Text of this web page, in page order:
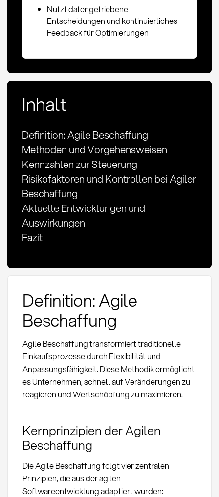
Nutzt datengetriebene
Entscheidungen und kontinuierliches
Feedback für Optimierungen
Inhalt
Definition: Agile Beschaffung
Methoden und Vorgehensweisen
Kennzahlen zur Steuerung
Risikofaktoren und Kontrollen bei Agiler
Beschaffung
Aktuelle Entwicklungen und
Auswirkungen
Fazit
Definition: Agile
Beschaffung
Agile Beschaffung transformiert traditionelle
Einkaufsprozesse durch Flexibilität und
Anpassungsfähigkeit. Diese Methodik ermöglicht
es Unternehmen, schnell auf Veränderungen zu
reagieren und Wertschöpfung zu maximieren.
Kernprinzipien der Agilen
Beschaffung
Die Agile Beschaffung folgt vier zentralen
Prinzipien, die aus der agilen
Softwareentwicklung adaptiert wurden: